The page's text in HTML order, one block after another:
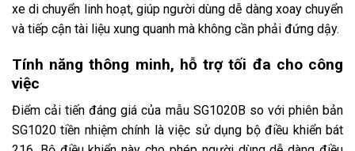
xe di chuyển linh hoạt, giúp người dùng dễ dàng xoay chuyển
và tiếp cận tài liệu xung quanh mà không cần phải đứng dậy.
Tính năng thông minh, hỗ trợ tối đa cho công
việc
Điểm cải tiến đáng giá của mẫu SG1020B so với phiên bản
SG1020 tiền nhiệm chính là việc sử dụng bộ điều khiển bát